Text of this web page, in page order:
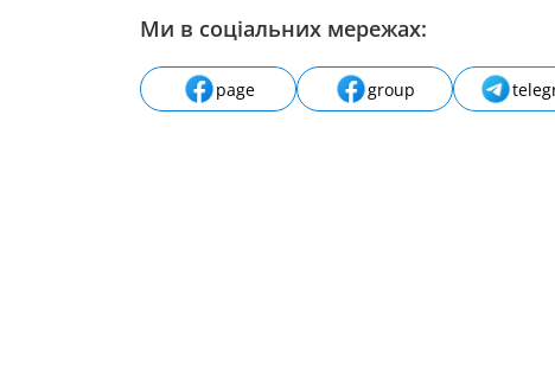
Ми в соціальних мережах:
page group